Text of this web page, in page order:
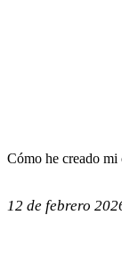
Cómo he creado
12 de febrero